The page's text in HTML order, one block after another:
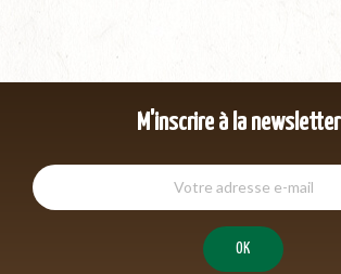
M'inscrire à la newsletter